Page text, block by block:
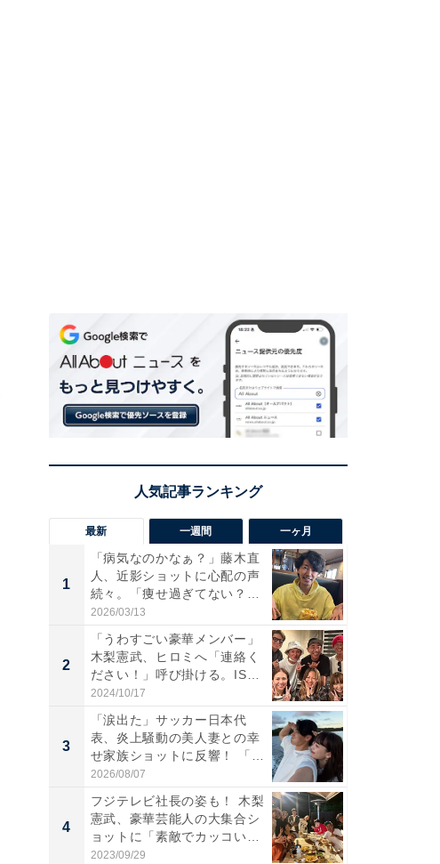
最新 一週間 一ヶ月
1
「病気なのかなぁ？」藤木直
人、近影ショットに心配の声
続々。「痩せ過ぎてない？」
「...
2026/03/13
2
「うわすごい豪華メンバー」
木梨憲武、ヒロミへ「連絡く
ださい！」呼び掛ける。IS
S...
2024/10/17
3
「涙出た」サッカー日本代
表、炎上騒動の美人妻との幸
せ家族ショットに反響！ 「最
高...
2026/08/07
4
フジテレビ社長の姿も！ 木梨
憲武、豪華芸能人の大集合シ
ョットに「素敵でカッコい
い...
2023/09/29